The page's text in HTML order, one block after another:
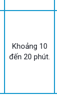
Khoảng 10
đến 20 phút.